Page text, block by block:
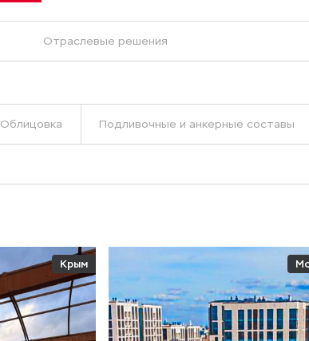
Отраслевые решения
Облицовка Подливочные и анкерные составы
Крым